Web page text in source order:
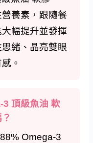
養素，跟隨餐
幅提升並發揮
緒、晶亮雙眼
。
3 頂級魚油 軟
Omega-3